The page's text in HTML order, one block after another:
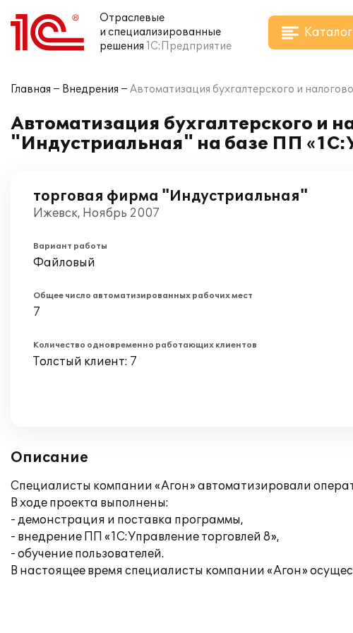
Отраслевые
и специализированные
решения 1С:Предприятие
Каталог
Главная Внедрения Автоматизация бухгалтерского и
Автоматизация бухгалтерского и
"Индустриальная" на базе ПП
торговая фирма "Индустриальная"
Ижевск, Ноябрь 2007
Вариант работы
Файловый
Общее число автоматизированных рабочих мест
7
Количество одновременно работающих клиентов
Толстый клиент: 7
Описание
Специалисты компании «Агон» автоматизировали
В ходе проекта выполнены:
- демонстрация и поставка программы,
- внедрение ПП «1С:Управление торговлей 8»,
- обучение пользователей.
В настоящее время специалисты компании «Агон»